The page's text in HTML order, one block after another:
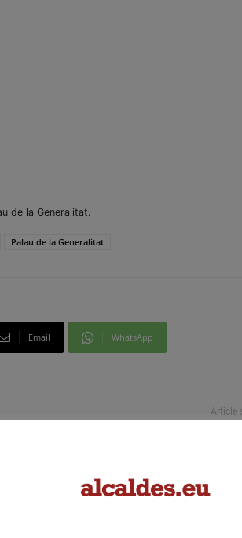
de la Generalitat.
Palau de la Generalitat
Email WhatsApp
Article